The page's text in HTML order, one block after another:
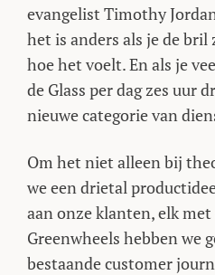
evangelist Timothy
het is anders als je de
hoe het voelt. En als je
de Glass per dag zes uur
nieuwe categorie van
Om het niet alleen bij
we een drietal
aan onze klanten, elk
Greenwheels hebben we
bestaande customer